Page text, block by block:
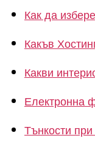
Как да
Какъв
Какви
Електронна
Тънкости